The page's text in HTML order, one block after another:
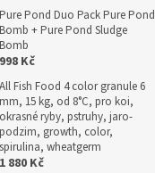
Pure Pond Duo Pack Pure Pond
Bomb + Pure Pond Sludge
Bomb
998 Kč
All Fish Food 4 color granule 6
mm, 15 kg, od 8°C, pro koi,
okrasné ryby, pstruhy, jaro-
podzim, growth, color,
spirulina, wheatgerm
1 880 Kč